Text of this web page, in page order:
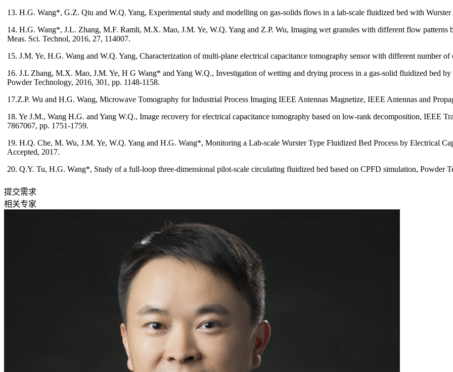
13. H.G. Wang*, G.Z. Qiu and W.Q. Yang, Experimental study and modelling on gas-solids flows in a lab-scale fluidized bed with
14. H.G. Wang*, J.L. Zhang, M.F. Ramli, M.X. Mao, J.M. Ye, W.Q. Yang and Z.P. Wu, Imaging wet granules with different flow patterns
Meas. Sci. Technol, 2016, 27, 114007.
15. J.M. Ye, H.G. Wang and W.Q. Yang, Characterization of multi-plane electrical capacitance tomography sensor with different number
16. J.L Zhang, M.X. Mao, J.M. Ye, H G Wang* and Yang W.Q., Investigation of wetting and drying process in a gas-solid fluidized bed by
Powder Technology, 2016, 301, pp. 1148-1158.
17.Z.P. Wu and H.G. Wang, Microwave Tomography for Industrial Process Imaging IEEE Antennas Magnetize, IEEE Antennas and
18. Ye J.M., Wang H.G. and Yang W.Q., Image recovery for electrical capacitance tomography based on low-rank decomposition, IEEE
7867067, pp. 1751-1759.
19. H.Q. Che, M. Wu, J.M. Ye, W.Q. Yang and H.G. Wang*, Monitoring a Lab-scale Wurster Type Fluidized Bed Process by Electrical
Accepted, 2017.
20. Q.Y. Tu, H.G. Wang*, Study of a full-loop three-dimensional pilot-scale circulating fluidized bed based on CPFD simulation, Powder
提交需求
相关专家